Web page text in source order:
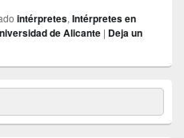
intérpretes, Intérpretes en
de Alicante | Deja un